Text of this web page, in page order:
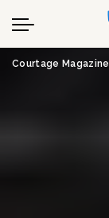
Panneau de
Courtage Magazine